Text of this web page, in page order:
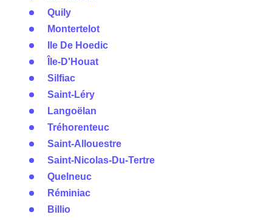
Quily
Montertelot
Ile De Hoedic
Île-D'Houat
Silfiac
Saint-Léry
Langoëlan
Tréhorenteuc
Saint-Allouestre
Saint-Nicolas-Du-Tertre
Quelneuc
Réminiac
Billio